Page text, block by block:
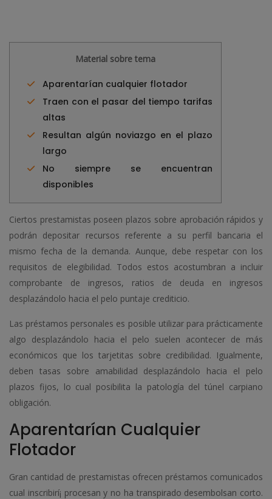
Material sobre tema
Aparentarían cualquier flotador
Traen con el pasar del tiempo tarifas
altas
Resultan algún noviazgo en el plazo
largo
No siempre se encuentran
disponibles
Ciertos prestamistas poseen plazos sobre aprobación rápidos y
podrán depositar recursos referente a su perfil bancaria el
mismo fecha de la demanda. Aunque, debe respetar con los
requisitos de elegibilidad. Todos estos acostumbran a incluir
comprobante de ingresos, ratios de deuda en ingresos
desplazándolo hacia el pelo puntaje crediticio.
Las préstamos personales es posible utilizar para prácticamente
algo desplazándolo hacia el pelo suelen acontecer de más
económicos que los tarjetitas sobre credibilidad. Igualmente,
deben tasas sobre amabilidad desplazándolo hacia el pelo
plazos fijos, lo cual posibilita la patologí­a del túnel carpiano
obligación.
Aparentarían Cualquier
Flotador
Gran cantidad de prestamistas ofrecen préstamos comunicados
cual inscribirí¡ procesan y no ha transpirado desembolsan corto.